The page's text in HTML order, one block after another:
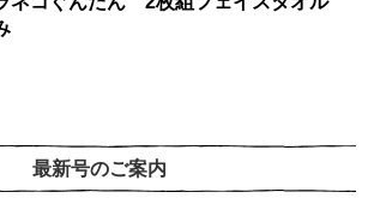
最新号のご案内